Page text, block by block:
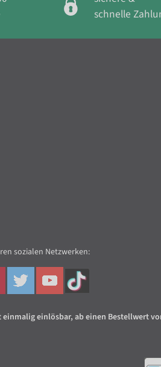
schnelle
sozialen Netzwerken:
einlösbar, ab einen Bestellwert